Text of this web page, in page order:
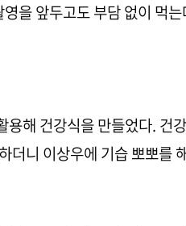
을 앞두고도 부담 없이 먹
용해 건강식을 만들었다. 건
더니 이상우에 기습 뽀뽀를